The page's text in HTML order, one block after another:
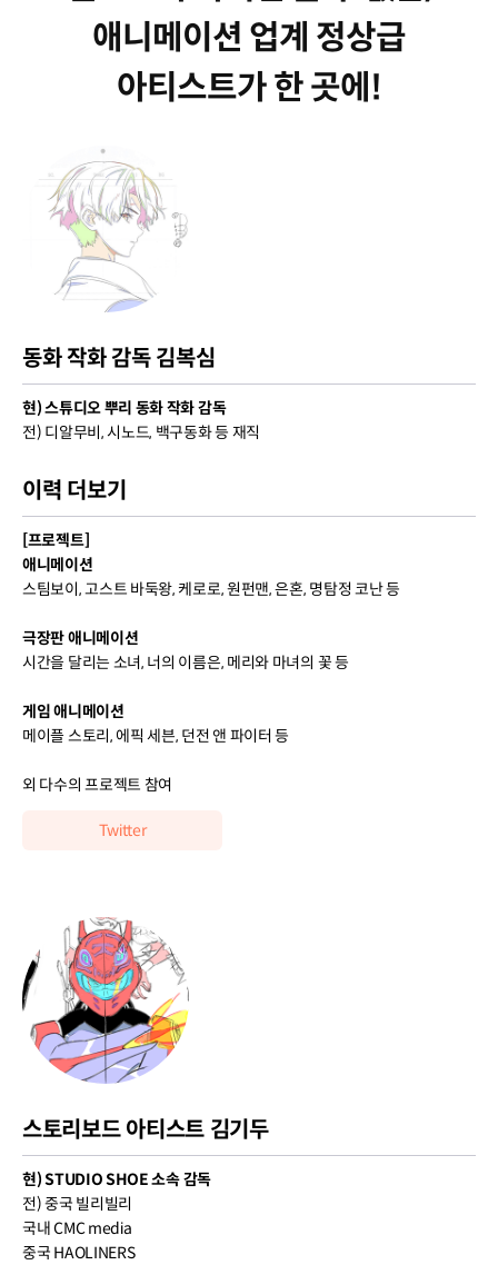
애니메이션 업계 정상급
아티스트가 한 곳에!
동화 작화 감독 김복심
현) 스튜디오 뿌리 동화 작화 감독
전) 디알무비, 시노드, 백구동화 등 재직
이력 더보기
[프로젝트]
애니메이션
스팀보이, 고스트 바둑왕, 케로로, 원펀맨, 은혼, 명탐정 코난 등
극장판 애니메이션
시간을 달리는 소녀, 너의 이름은, 메리와 마녀의 꽃 등
게임 애니메이션
메이플 스토리, 에픽 세븐, 던전 앤 파이터 등
외 다수의 프로젝트 참여
Twitter
스토리보드 아티스트 김기두
현) STUDIO SHOE 소속 감독
전) 중국 빌리빌리
국내 CMC media
중국 HAOLINERS